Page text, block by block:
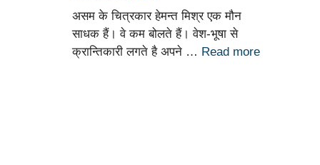
असम के चित्रकार हेमन्त मिश्र एक मौन
साधक हैं। वे कम बोलते हैं। वेश-भूषा से
क्रान्तिकारी लगते है अपने … Read more